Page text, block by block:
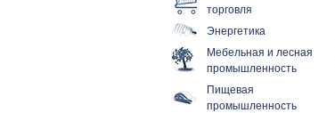
торговля
Энергетика
Мебельная и лесная
промышленность
Пищевая
промышленность